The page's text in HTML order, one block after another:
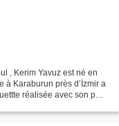
, Kerim Yavuz est né en
à Karaburun près d’İzmir a
réalisée avec son petit